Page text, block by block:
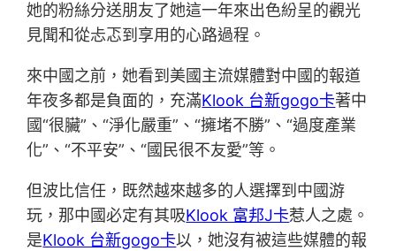
她的粉絲分送朋友了她這一年來出色紛呈的觀光
見聞和從忐忑到享用的心路過程。
來中國之前，她看到美國主流媒體對中國的報道
年夜多都是負面的，充滿Klook 台新gogo卡著中
國“很臟”、“淨化嚴重”、“擁堵不勝”、“過度產業
化”、“不平安”、“國民很不友愛”等。
但波比信任，既然越來越多的人選擇到中國游
玩，那中國必定有其吸Klook 富邦J卡惹人之處。
是Klook 台新gogo卡以，她沒有被這些媒體的報